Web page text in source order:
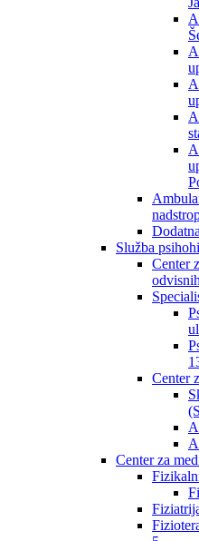
Služba
Center
Center
Center za